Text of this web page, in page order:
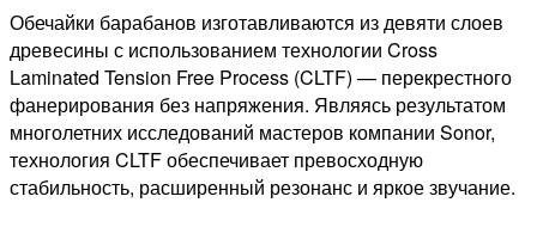
Обечайки барабанов изготавливаются из девяти слоев
древесины с использованием технологии Cross
Laminated Tension Free Process (CLTF) — перекрестного
фанерирования без напряжения. Являясь результатом
многолетних исследований мастеров компании Sonor,
технология CLTF обеспечивает превосходную
стабильность, расширенный резонанс и яркое звучание.